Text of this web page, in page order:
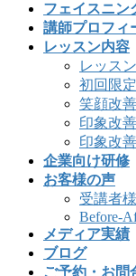
フェイスニン
講師プロフィ
レッスン内容
レッス
初回限
笑顔改
印象改
印象改
企業向け研修
お客様の声
受講者
Before-
メディア実績
ブログ
ご予約・お問